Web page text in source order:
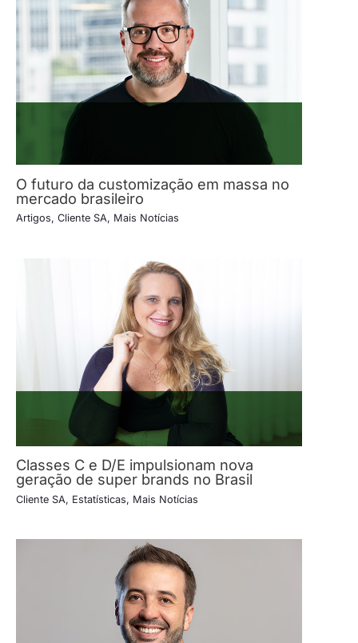
O futuro da customização em massa no
mercado brasileiro
Artigos, Cliente SA, Mais Notícias
Classes C e D/E impulsionam nova
geração de super brands no Brasil
Cliente SA, Estatísticas, Mais Notícias